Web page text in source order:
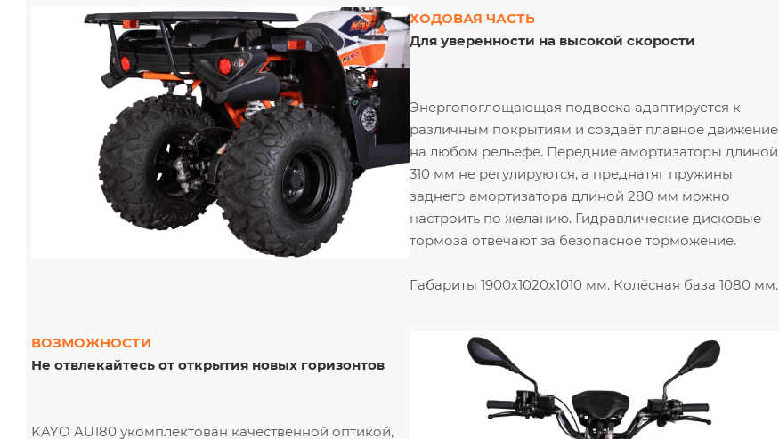
ХОДОВАЯ ЧАСТЬ
Для уверенности на высокой скорости
Энергопоглощающая подвеска адаптируется к
различным покрытиям и создаёт плавное движение
на любом рельефе. Передние амортизаторы длиной
310 мм не регулируются, а преднатяг пружины
заднего амортизатора длиной 280 мм можно
настроить по желанию. Гидравлические дисковые
тормоза отвечают за безопасное торможение.
Габариты 1900х1020х1010 мм. Колёсная база 1080 мм.
ВОЗМОЖНОСТИ
Не отвлекайтесь от открытия новых горизонтов
KAYO AU180 укомплектован качественной оптикой,